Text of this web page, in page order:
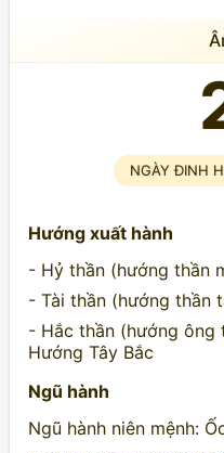
NGÀY ĐINH
Hướng xuất hành
- Hỷ thần (hướng thần
- Tài thần (hướng thần
- Hắc thần (hướng ông
Hướng Tây Bắc
Ngũ hành
Ngũ hành niên mệnh: